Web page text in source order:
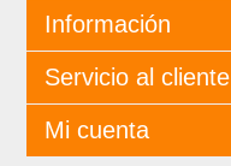
Información
Servicio al cliente
Mi cuenta